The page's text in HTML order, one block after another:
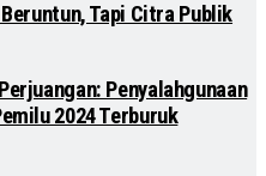
Tapi Citra Publik
Penyalahgunaan
2024 Terburuk